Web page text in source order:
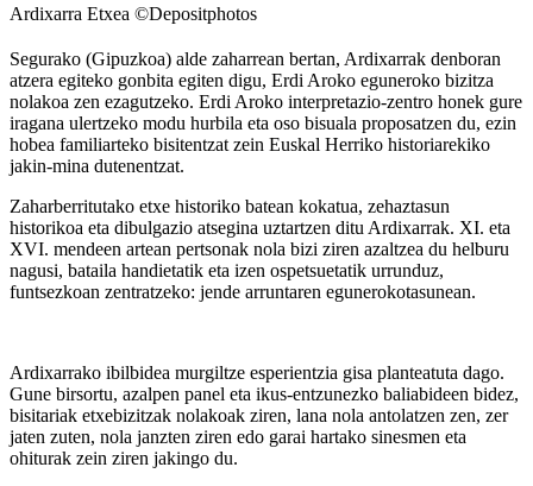
Ardixarra Etxea ©Depositphotos
Segurako (Gipuzkoa) alde zaharrean bertan, Ardixarrak denboran
atzera egiteko gonbita egiten digu, Erdi Aroko eguneroko bizitza
nolakoa zen ezagutzeko. Erdi Aroko interpretazio-zentro honek gure
iragana ulertzeko modu hurbila eta oso bisuala proposatzen du, ezin
hobea familiarteko bisitentzat zein Euskal Herriko historiarekiko
jakin-mina dutenentzat.
Zaharberritutako etxe historiko batean kokatua, zehaztasun
historikoa eta dibulgazio atsegina uztartzen ditu Ardixarrak. XI. eta
XVI. mendeen artean pertsonak nola bizi ziren azaltzea du helburu
nagusi, bataila handietatik eta izen ospetsuetatik urrunduz,
funtsezkoan zentratzeko: jende arruntaren egunerokotasunean.
Ardixarrako ibilbidea murgiltze esperientzia gisa planteatuta dago.
Gune birsortu, azalpen panel eta ikus-entzunezko baliabideen bidez,
bisitariak etxebizitzak nolakoak ziren, lana nola antolatzen zen, zer
jaten zuten, nola janzten ziren edo garai hartako sinesmen eta
ohiturak zein ziren jakingo du.